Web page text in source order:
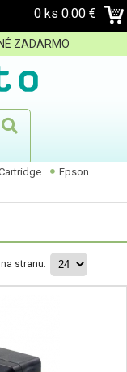
0 ks 0.00 €
ZADARMO
Epson
na stranu: